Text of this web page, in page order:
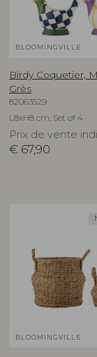
BLOOMINGVILLE
Birdy Coquetier,
Grès
82063529
L8xH8 cm, Set of 4
Prix de vente
€ 67,90
BLOOMINGVILLE